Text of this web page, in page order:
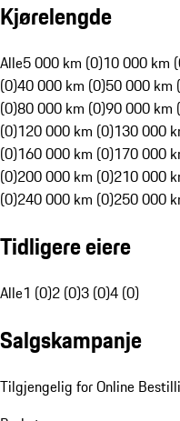
Kjørelengde
Alle5 000 km (0)10 000 km
(0)40 000 km (0)50 000 km
(0)80 000 km (0)90 000 km
(0)120 000 km (0)130 000
(0)160 000 km (0)170 000
(0)200 000 km (0)210 000
(0)240 000 km (0)250 000
Tidligere eiere
Alle1 (0)2 (0)3 (0)4 (0)
Salgskampanje
Tilgjengelig for Online